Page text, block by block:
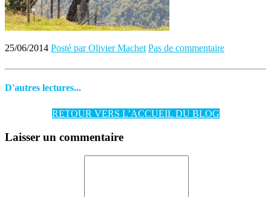
25/06/2014 Posté par Olivier Machet Pas de commentaire
D'autres lectures...
RETOUR VERS L’ACCUEIL DU BLOG
Laisser un commentaire